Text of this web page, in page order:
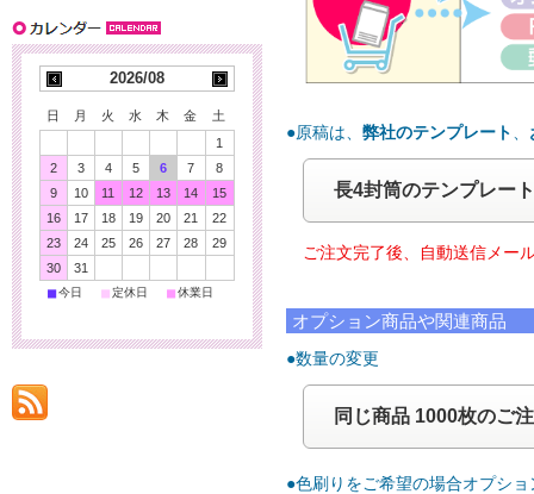
●原稿は、 弊社のテンプレート
長4封筒のテンプレート
ご注文完了後、自動送信メー
オプション商品や関連商品
●数量の変更
同じ商品 1000枚のご
●色刷りをご希望の場合オプシ
2026/08
日 月 火 水 木 金
土
1
2
3 4 5 6 7
8
9
10 11 12 13 14
15
16
17 18 19 20 21
22
23
24 25 26 27 28
29
30
31
■今日 ■ 定休日 ■ 休業日